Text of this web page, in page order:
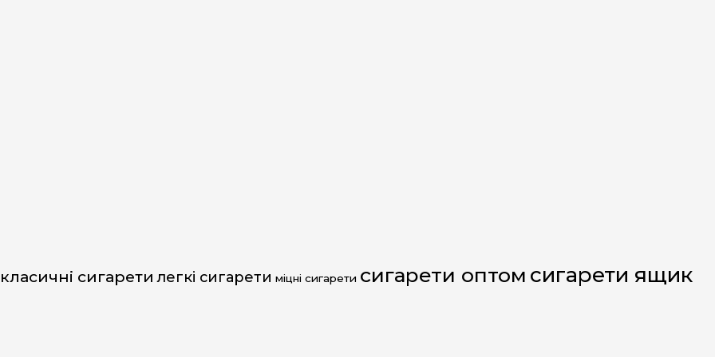
класичні сигарети легкі сигарети міцні сигарети сигарети оптом сигарети ящик